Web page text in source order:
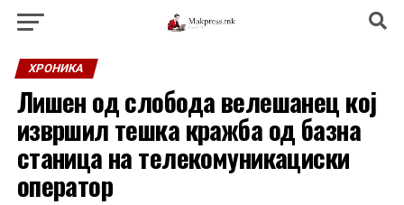
ХРОНИКА
Лишен од слобода велешанец кој
извршил тешка кражба од базна
станица на телекомуникациски
оператор